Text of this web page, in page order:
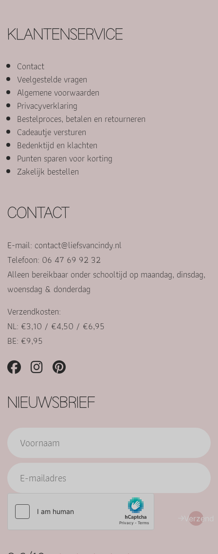
KLANTENSERVICE
Contact
Veelgestelde vragen
Algemene voorwaarden
Privacyverklaring
Bestelproces, betalen en retourneren
Cadeautje versturen
Bedenktijd en klachten
Punten sparen voor korting
Zakelijk bestellen
CONTACT
E-mail: contact@liefsvancindy.nl
Telefoon: 06 47 69 92 32
Alleen bereikbaar onder schooltijd op maandag, dinsdag,
woensdag & donderdag
Verzendkosten:
NL: €3,10 / €4,50 / €6,95
BE: €9,95
NIEUWSBRIEF
Verzend